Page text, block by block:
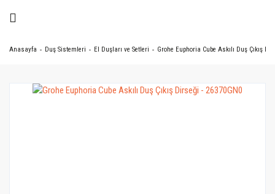
Anasayfa Duş Sistemleri El Duşları ve Setleri Grohe Euphoria Cube Askılı Duş Çıkış